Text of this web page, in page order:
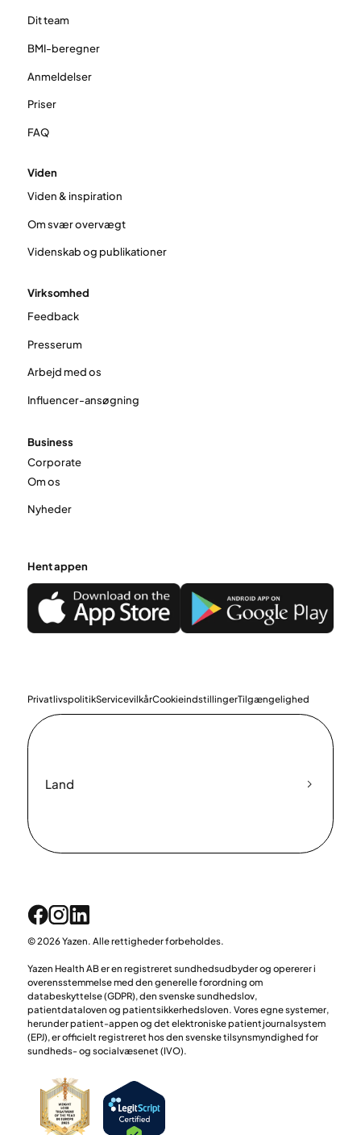
Dit team
BMI-beregner
Anmeldelser
Priser
FAQ
Viden
Viden & inspiration
Om svær overvægt
Videnskab og publikationer
Virksomhed
Feedback
Presserum
Arbejd med os
Influencer-ansøgning
Business
Corporate
Om os
Nyheder
Hent appen
PrivatlivspolitikServicevilkårCookieindstillingerTilgængelighed
Land
© 2026 Yazen. Alle rettigheder forbeholdes.
Yazen Health AB er en registreret sundhedsudbyder og opererer i
overensstemmelse med den generelle forordning om
databeskyttelse (GDPR), den svenske sundhedslov,
patientdataloven og patientsikkerhedsloven. Vores egne systemer,
herunder patient-appen og det elektroniske patientjournalsystem
(EPJ), er officielt registreret hos den svenske tilsynsmyndighed for
sundheds- og socialvæsenet (IVO).